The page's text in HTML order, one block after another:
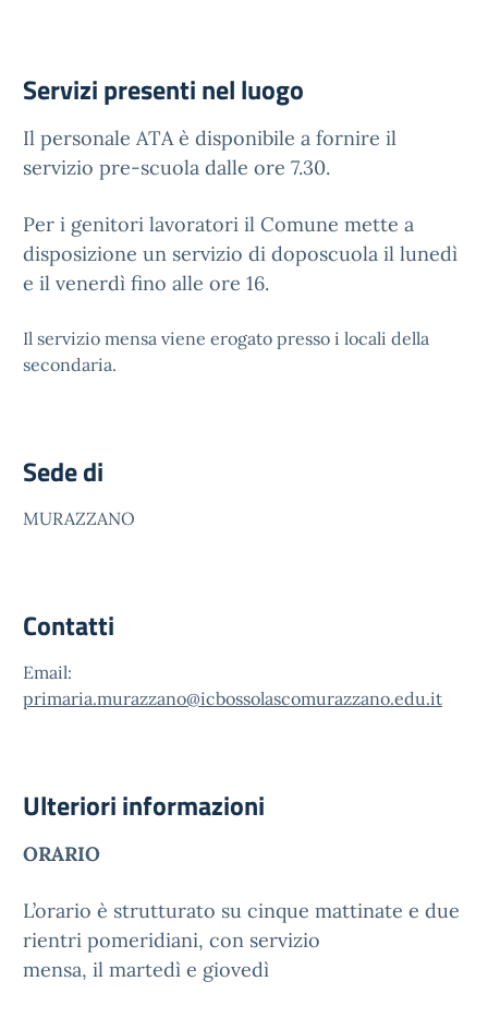
Servizi presenti nel luogo
Il personale ATA è disponibile a fornire il
servizio pre-scuola dalle ore 7.30.
Per i genitori lavoratori il Comune mette a
disposizione un servizio di doposcuola il lunedì
e il venerdì fino alle ore 16.
Il servizio mensa viene erogato presso i locali della
secondaria.
Sede di
MURAZZANO
Contatti
Email:
primaria.murazzano@icbossolascomurazzano.edu.it
Ulteriori informazioni
ORARIO
L’orario è strutturato su cinque mattinate e due
rientri pomeridiani, con servizio
mensa, il martedì e giovedì